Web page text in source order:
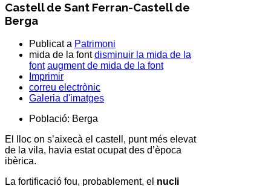
Castell de Sant Ferran-Castell de
Berga
Publicat a Patrimoni
mida de la font disminuir la mida de la
font augment de mida de la font
Imprimir
correu electrònic
Galeria d'imatges
Població: Berga
El lloc on s’aixecà el castell, punt més elevat
de la vila, havia estat ocupat des d’època
ibèrica.
La fortificació fou, probablement, el nucli